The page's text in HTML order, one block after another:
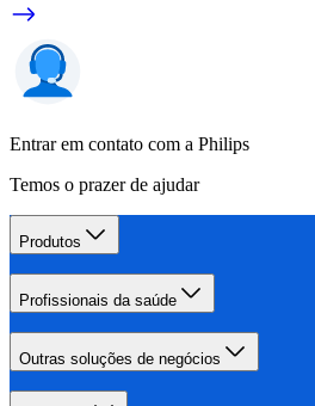
Entrar em contato com a Philips
Temos o prazer de ajudar
Produtos
Profissionais da saúde
Outras soluções de negócios